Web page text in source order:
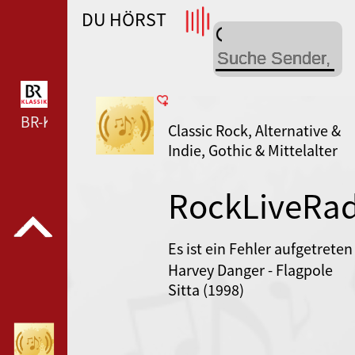
WDR 4 --- WDR 4 ---
BR-KLASSIK --- BR-KLASSIK ---
DU HÖRST
Classic Rock, Alternative &
Indie, Gothic & Mittelalter
Es ist ein Fehler aufgetreten
Harvey Danger - Flagpole
Sitta (1998)